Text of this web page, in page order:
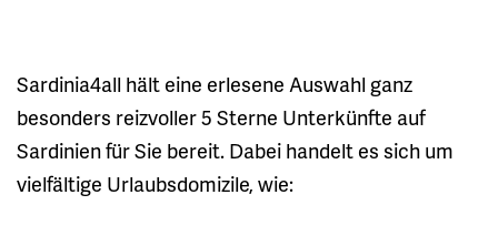
Sardinia4all hält eine erlesene Auswahl ganz
besonders reizvoller 5 Sterne Unterkünfte auf
Sardinien für Sie bereit. Dabei handelt es sich um
vielfältige Urlaubsdomizile, wie: